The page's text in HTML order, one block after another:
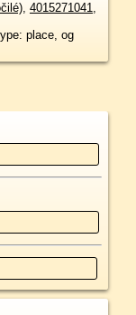
, 4015271041,
place, og